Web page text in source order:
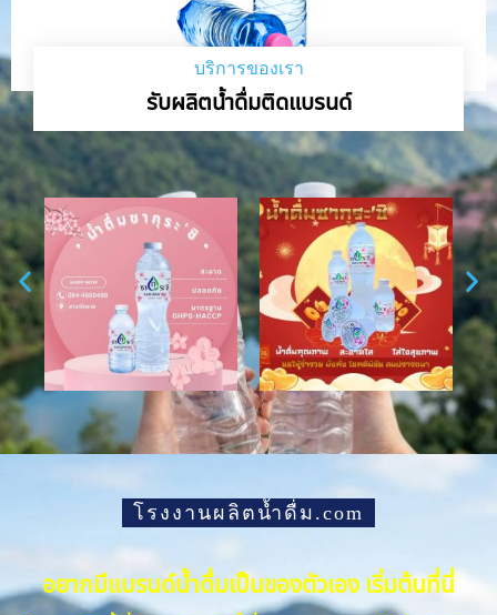
บริการของเรา
รับผลิตน้ำดื่มติดแบรนด์
โรงงานผลิตน้ำดื่ม.com
อยากมีแบรนด์น้ำดื่มเป็นของตัวเอง เริ่มต้นที่นี่